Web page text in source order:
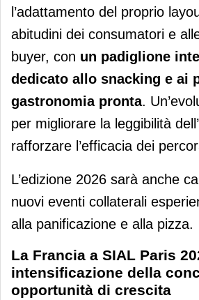
l’adattamento del proprio
abitudini dei consumatori e
buyer, con un padiglione
dedicato allo snacking e ai
gastronomia pronta.
per migliorare la leggibilità
rafforzare l’efficacia dei
L’edizione 2026 sarà anche
nuovi eventi collaterali
alla panificazione e alla pizza.
La Francia a SIAL Paris
intensificazione della
opportunità di crescita